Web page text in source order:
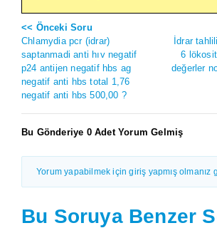
<< Önceki Soru
Chlamydia pcr (idrar)
saptanmadi anti hıv negatif
p24 antijen negatif hbs ag
negatif anti hbs total 1,76
negatif anti hbs 500,00 ?
İdrar
6
değerler
Bu Gönderiye 0 Adet Yorum Gelmiş
Yorum yapabilmek için giriş yapmış olmanız
Bu Soruya Benzer